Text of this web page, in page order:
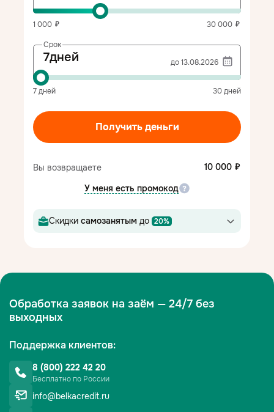
1 000 30 000
Срок
дней
дату
7дней 30дней
Получить деньги
Вы возвращаете
10 000
У меня есть промокод
Скидки самозанятым до 20%
Обработка заявок на заём — 24/7 без
выходных
Поддержка клиентов:
8 (800) 222 42 20
Бесплатно по России
info@belkacredit.ru